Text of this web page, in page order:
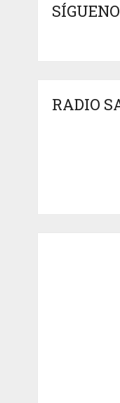
RADIO